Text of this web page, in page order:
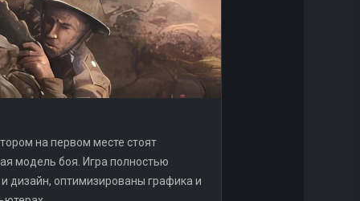
на первом месте стоят
модель боя. Игра полностью
дизайн, оптимизированы графика и